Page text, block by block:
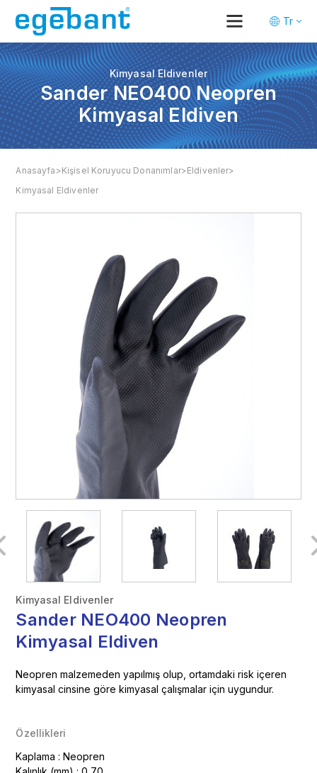
Tr
En
De
Kimyasal Eldivenler
Sander NEO400 Neopren
Kimyasal Eldiven
Anasayfa >Kişisel Koruyucu Donanımlar>Eldivenler>
Kimyasal Eldivenler
Kimyasal Eldivenler
Sander NEO400 Neopren
Kimyasal Eldiven
Neopren malzemeden yapılmış olup, ortamdaki risk içeren
kimyasal cinsine göre kimyasal çalışmalar için uygundur.
Özellikleri
Kaplama : Neopren